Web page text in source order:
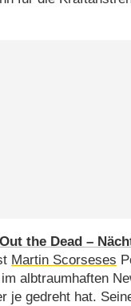
the Dead –
Martin Scorseses
albtraumhaften
je gedreht hat.